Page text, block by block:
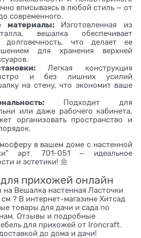
вписываясь в любой стиль — от
современного.
материалы:Изготовленная из
вешалка обеспечивает
долговечность, что делает ее
для хранения верхней
Легкая конструкция
и без лишних усилий
на стену, что экономит ваше
Подходит для
или даже рабочего кабинета,
организовать пространство и
в вашем доме с настенной
арт. 701-051 — идеальное
и эстетики! 🌼
прихожей онлайн
Вешалка настенная Ласточки
? В интернет-магазине Хитсад
товары для дачи и сада по
Отзывы и подробные
для прихожей от Ironcraft.
до дома и дачи!